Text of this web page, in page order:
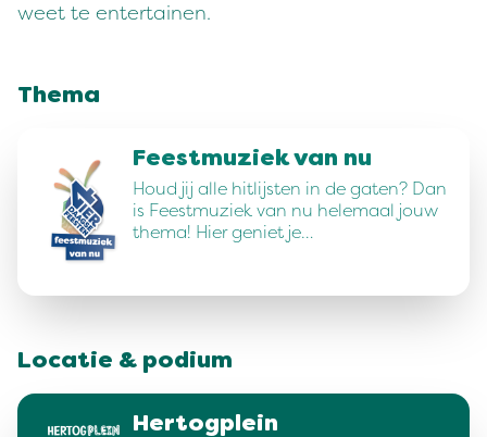
weet te entertainen.
Thema
Feestmuziek van nu
Houd jij alle hitlijsten in de gaten? Dan
is Feestmuziek van nu helemaal jouw
thema! Hier geniet je…
Locatie & podium
Hertogplein